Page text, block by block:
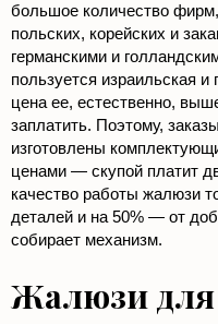
большое количество
польских, корейских и
германскими и
пользуется израильская
цена ее, естественно,
заплатить. Поэтому,
изготовлены
ценами — скупой платит
качество работы жалюзи
деталей и на 50% — от
собирает механизм.
Жалюзи для